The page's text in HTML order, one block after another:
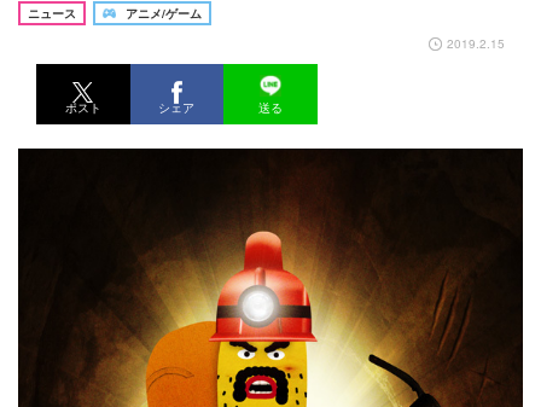
ニュース
アニメ/ゲーム
2019.2.15
ポスト シェア 送る